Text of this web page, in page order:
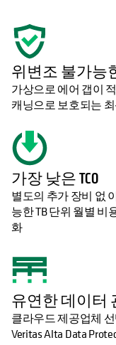
위변조 불가능
가상으로 에어 갭이
캐닝으로 보호되는
가장 낮은 TCO
별도의 추가 장비 없
능한 TB 단위 월별 비
화
유연한 데이터
클라우드 제공업체
Veritas Alta Data